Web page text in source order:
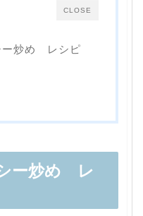
CLOSE
ー炒め レシピ
ー炒め レ